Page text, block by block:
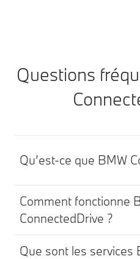
Questions
Qu’est-ce que BMW
Comment fonctionne
ConnectedDrive ?
Que sont les services